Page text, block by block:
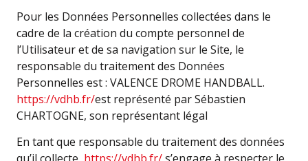
Pour les Données Personnelles collectées dans le
cadre de la création du compte personnel de
l’Utilisateur et de sa navigation sur le Site, le
responsable du traitement des Données
Personnelles est : VALENCE DROME HANDBALL.
https://vdhb.fr/est représenté par Sébastien
CHARTOGNE, son représentant légal
En tant que responsable du traitement des données